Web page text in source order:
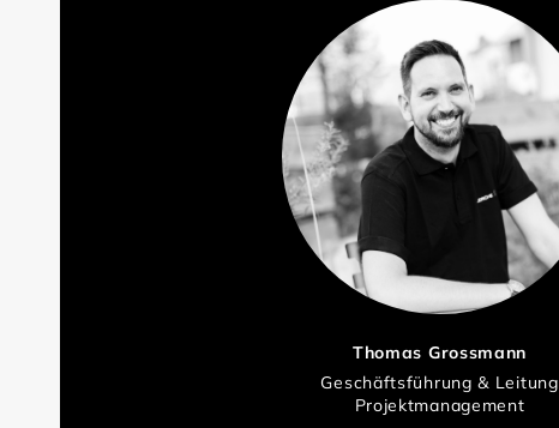
Thomas Grossmann
Geschäftsführung & Leitung
Projektmanagement